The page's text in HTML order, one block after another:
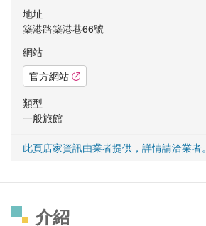
地址
築港路築港巷66號
網站
官方網站
類型
一般旅館
此頁店家資訊由業者提供，詳情請洽業者。
介紹